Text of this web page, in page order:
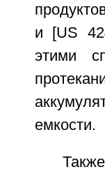
и [US
этими
емкости.